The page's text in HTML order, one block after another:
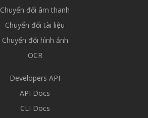
Chuyển đổi âm thanh
Chuyển đổi tài liệu
Chuyển đổi hình ảnh
OCR
Developers API
API Docs
CLI Docs